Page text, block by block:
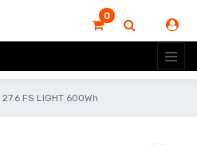
0
27.6 FS LIGHT 600Wh